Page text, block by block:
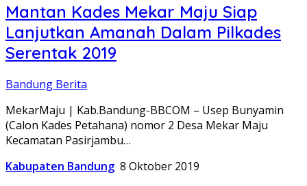
Mantan Kades Mekar Maju Siap
Lanjutkan Amanah Dalam Pilkades
Serentak 2019
Bandung Berita
MekarMaju | Kab.Bandung-BBCOM – Usep Bunyamin
(Calon Kades Petahana) nomor 2 Desa Mekar Maju
Kecamatan Pasirjambu…
Kabupaten Bandung 8 Oktober 2019